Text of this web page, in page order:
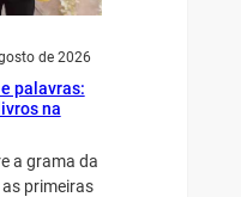
de 2026
palavras:
na
a grama da
primeiras